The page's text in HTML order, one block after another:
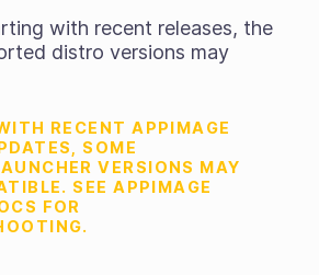
with recent releases, the
distro versions may
RECENT APPIMAGE
SOME
VERSIONS MAY
SEE APPIMAGE
FOR